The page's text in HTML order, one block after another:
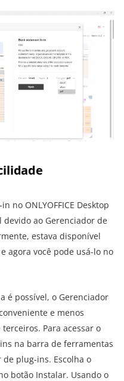
no ONLYOFFICE Desktop
ao Gerenciador de
estava disponível
agora você pode usá-lo no
é possível, o Gerenciador
e menos
Para acessar o
na barra de ferramentas
plug-ins. Escolha o
botão Instalar. Usando o